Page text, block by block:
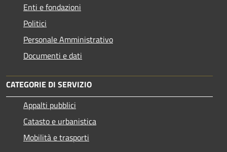
Enti e fondazioni
Politici
Personale Amministrativo
Documenti e dati
CATEGORIE DI SERVIZIO
Appalti pubblici
Catasto e urbanistica
Mobilità e trasporti